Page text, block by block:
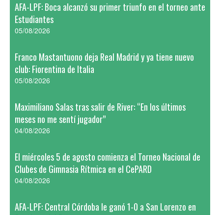
AFA-LPF: Boca alcanzó su primer triunfo en el torneo ante
Estudiantes
05/08/2026
Franco Mastantuono deja Real Madrid y ya tiene nuevo
club: Fiorentina de Italia
05/08/2026
Maximiliano Salas tras salir de River: “En los últimos
meses no me sentí jugador”
04/08/2026
El miércoles 5 de agosto comienza el Torneo Nacional de
Clubes de Gimnasia Rítmica en el CePARD
04/08/2026
AFA-LPF: Central Córdoba le ganó 1-0 a San Lorenzo en